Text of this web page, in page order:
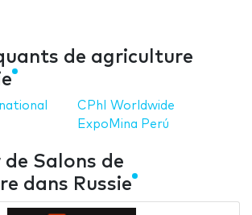
de agriculture
CPhI Worldwide
ExpoMina Perú
Salons de
dans Russie